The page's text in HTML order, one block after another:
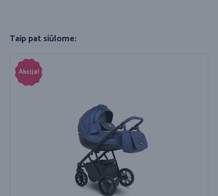
Taip pat siūlome:
Akcija!